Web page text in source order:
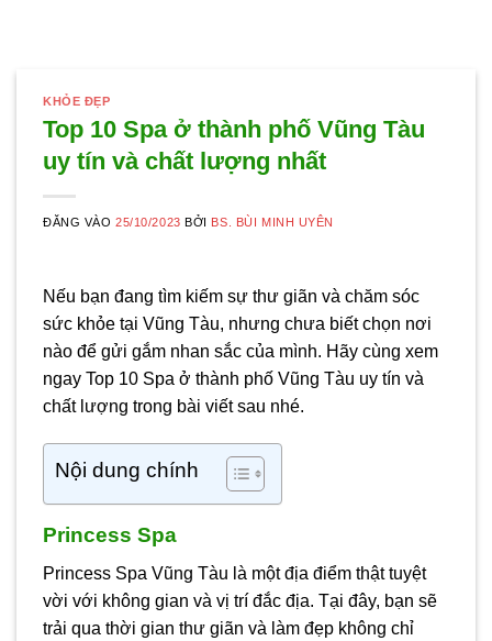
KHỎE ĐẸP
Top 10 Spa ở thành phố Vũng Tàu
uy tín và chất lượng nhất
ĐĂNG VÀO25/10/2023 BỞI BS. BÙI MINH UYÊN
Nếu bạn đang tìm kiếm sự thư giãn và chăm sóc
sức khỏe tại Vũng Tàu, nhưng chưa biết chọn nơi
nào để gửi gắm nhan sắc của mình. Hãy cùng xem
ngay Top 10 Spa ở thành phố Vũng Tàu uy tín và
chất lượng trong bài viết sau nhé.
Nội dung chính
Princess Spa
Princess Spa Vũng Tàu là một địa điểm thật tuyệt
vời với không gian và vị trí đắc địa. Tại đây, bạn sẽ
trải qua thời gian thư giãn và làm đẹp không chỉ